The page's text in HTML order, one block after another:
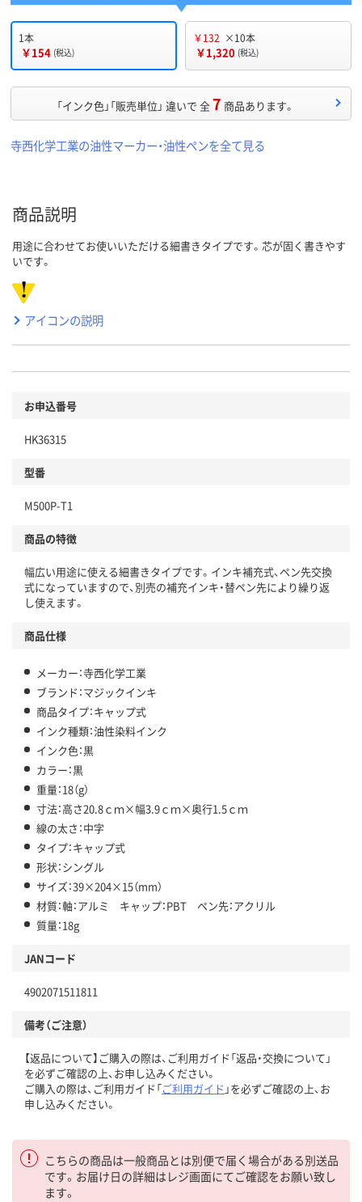
1本
￥154 (税込)
￥132 ×10本
￥1,320 (税込)
「インク色」「販売単位」 違いで 全7 商品あります。
寺西化学工業の油性マーカー・油性ペンを全て見る
商品説明
用途に合わせてお使いいただける細書きタイプです。芯が固く書きやす
いです。
アイコンの説明
お申込番号
HK36315
型番
M500P-T1
商品の特徴
幅広い用途に使える細書きタイプです。インキ補充式、ペン先交換
式になっていますので、別売の補充インキ・替ペン先により繰り返
し使えます。
商品仕様
メーカー：寺西化学工業
ブランド：マジックインキ
商品タイプ：キャップ式
インク種類：油性染料インク
インク色：黒
カラー：黒
重量：18（g）
寸法：高さ20.8ｃｍ×幅3.9ｃｍ×奥行1.5ｃｍ
線の太さ：中字
タイプ：キャップ式
形状：シングル
サイズ：39×204×15（mm）
材質：軸：アルミ キャップ：PBT ペン先：アクリル
質量：18g
JANコード
4902071511811
備考（ご注意）
【返品について】ご購入の際は、ご利用ガイド「返品・交換について」
を必ずご確認の上、お申し込みください。
ご購入の際は、ご利用ガイド「ご利用ガイド 」を必ずご確認の上、お
申し込みください。
こちらの商品は一般商品とは別便で届く場合がある別送品
です。お届け日の詳細はレジ画面にてご確認をお願い致し
ます。